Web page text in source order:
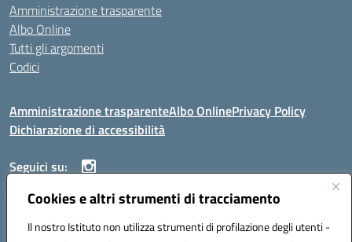
Cookies e altri strumenti di tracciamento
Il nostro Istituto non utilizza strumenti di profilazione degli utenti -
Amministrazione trasparente
Albo Online
Tutti gli argomenti
Codici
Amministrazione trasparenteAlbo OnlinePrivacy Policy
Dichiarazione di accessibilità
Seguici su:
ISTITUTO ISTRUZIONE SUPERIORE ANGELO ROTH